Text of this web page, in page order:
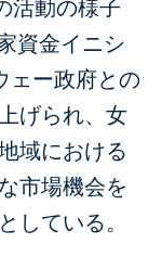
活動の様子
資金イニシ
ェー政府との
げられ、女
域における
市場機会を
している。